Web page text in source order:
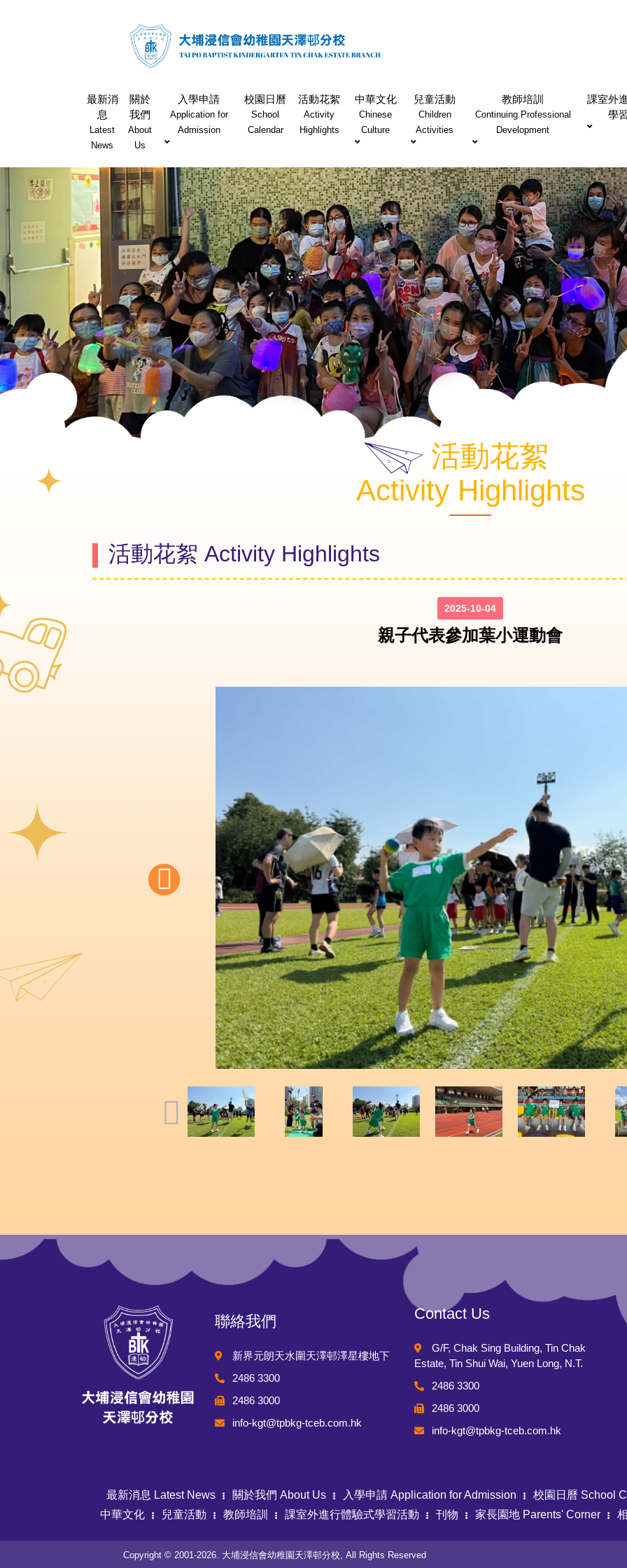
最新消
息
Latest
News
關於
我們
About
Us
入學申請
Application for
Admission
校園日曆
School
Calendar
活動花絮
Activity
Highlights
中華文化
Chinese
Culture
兒童活動
Children
Activities
教師培訓
Continuing Professional
Development
課室外
學
活動花絮
Activity Highlights
活動花絮 Activity Highlights
2025-10-04
親子代表參加葉小運動會
聯絡我們
新界元朗天水圍天澤邨澤星樓地下
2486 3300
2486 3000
info-kgt@tpbkg-tceb.com.hk
Contact Us
G/F, Chak Sing Building, Tin Chak
Estate, Tin Shui Wai, Yuen Long, N.T.
2486 3300
2486 3000
info-kgt@tpbkg-tceb.com.hk
最新消息 Latest News 關於我們 About Us 入學申請 Application for Admission
校園日曆 School
中華文化
兒童活動 教師培訓 課室外進行體驗式學習活動 刊物 家長園地 Parents' Corner
Copyright © 2001-2026. 大埔浸信會幼稚園天澤邨分校, All Rights Reserved